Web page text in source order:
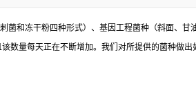
和冻干粉四种形式）、基因工程菌种（斜面、
数量每天正在不断增加。我们对所提供的菌种做出